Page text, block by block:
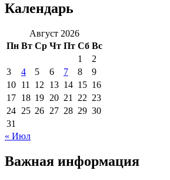
Календарь
Август 2026
Пн Вт Ср Чт Пт Сб Вс
1
2
3
4 5 6 7 8
9
10 11 12 13 14 15 16
17 18 19 20 21 22 23
24 25 26 27 28 29 30
31
« Июл
Важная информация